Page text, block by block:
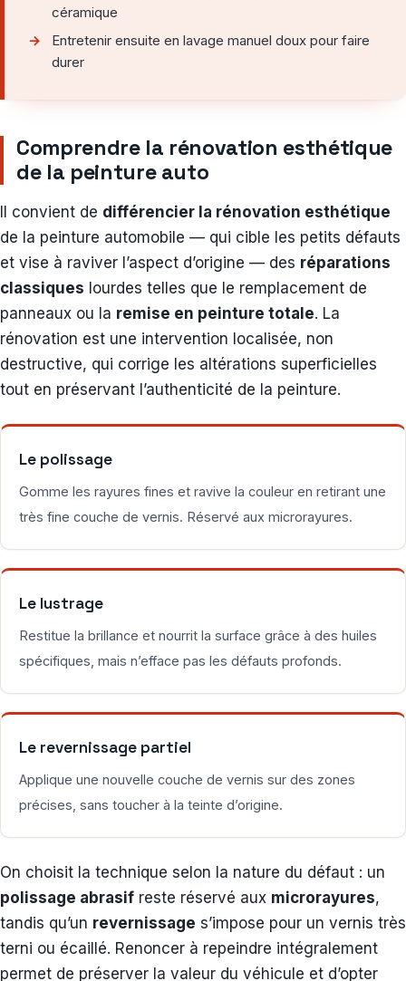
céramique
Entretenir ensuite en lavage manuel doux pour faire
durer
Comprendre la rénovation esthétique
de la peinture auto
Il convient de différencier la rénovation esthétique
de la peinture automobile — qui cible les petits défauts
et vise à raviver l’aspect d’origine — des réparations
classiques lourdes telles que le remplacement de
panneaux ou la remise en peinture totale. La
rénovation est une intervention localisée, non
destructive, qui corrige les altérations superficielles
tout en préservant l’authenticité de la peinture.
Le polissage
Gomme les rayures fines et ravive la couleur en retirant une
très fine couche de vernis. Réservé aux microrayures.
Le lustrage
Restitue la brillance et nourrit la surface grâce à des huiles
spécifiques, mais n’efface pas les défauts profonds.
Le revernissage partiel
Applique une nouvelle couche de vernis sur des zones
précises, sans toucher à la teinte d’origine.
On choisit la technique selon la nature du défaut : un
polissage abrasif reste réservé aux microrayures,
tandis qu’un revernissage s’impose pour un vernis très
terni ou écaillé. Renoncer à repeindre intégralement
permet de préserver la valeur du véhicule et d’opter